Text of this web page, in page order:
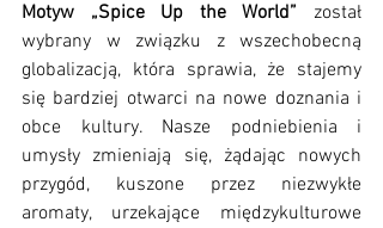
Motyw „Spice Up the World” został
wybrany w związku z wszechobecną
globalizacją, która sprawia, że stajemy
się bardziej otwarci na nowe doznania i
obce kultury. Nasze podniebienia i
umysły zmieniają się, żądając nowych
przygód, kuszone przez niezwykłe
aromaty, urzekające międzykulturowe